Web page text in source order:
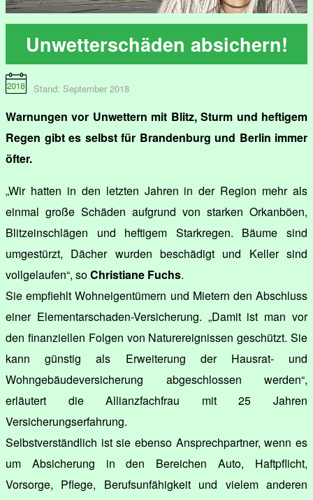
Unwetterschäden absichern!
Stand: September 2018
Warnungen vor Unwettern mit Blitz, Sturm und heftigem
Regen gibt es selbst für Brandenburg und Berlin immer
öfter.
„Wir hatten in den letzten Jahren in der Region mehr als
einmal große Schäden aufgrund von starken Orkanböen,
Blitzeinschlägen und heftigem Starkregen. Bäume sind
umgestürzt, Dächer wurden beschädigt und Keller sind
vollgelaufen“, soChristiane Fuchs.
Sie empfiehlt Wohneigentümern und Mietern den Abschluss
einer Elementarschaden-Versicherung. „Damit ist man vor
den finanziellen Folgen von Naturereignissen geschützt. Sie
kann günstig als Erweiterung der Hausrat- und
Wohngebäudeversicherung abgeschlossen werden“,
erläutert die Allianzfachfrau mit 25 Jahren
Versicherungserfahrung.
Selbstverständlich ist sie ebenso Ansprechpartner, wenn es
um Absicherung in den Bereichen Auto, Haftpflicht,
Vorsorge, Pflege, Berufsunfähigkeit und vielem anderen